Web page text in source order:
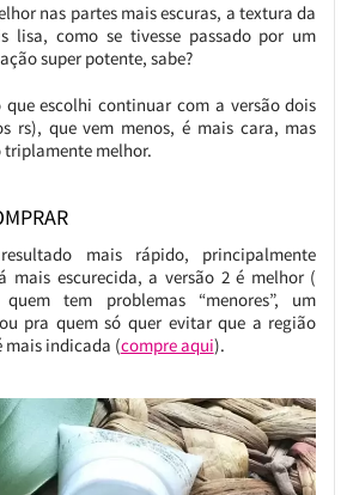
nas partes mais escuras, a textura da
lisa, como se tivesse passado por um
super potente, sabe?
que escolhi continuar com a versão dois
rs), que vem menos, é mais cara, mas
melhor.
mais rápido, principalmente
mais escurecida, a versão 2 é melhor (
tem problemas “menores”, um
pra quem só quer evitar que a região
mais indicada (compre aqui).